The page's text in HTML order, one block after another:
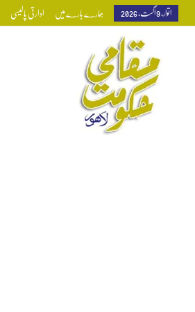
اتوار, 9 اگست, 2026 ہمارے بارے میں ادارتی پالیسی